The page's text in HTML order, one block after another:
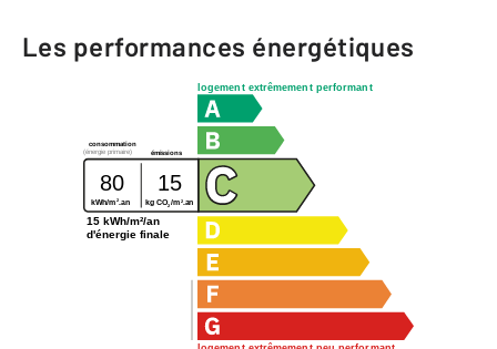
Les performances énergétiques
logement extrêmement performant
consommation
émissions
(énergie primaire)
80 15
kWh/m 2 .an kg CO2/m2.an
15 kWh/m²/an
d'énergie finale